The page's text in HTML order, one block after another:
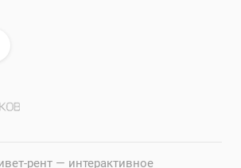
рент — интерактивное